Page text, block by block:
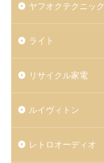
ヤフオクテクニック
ライト
リサイクル家電
ルイヴィトン
レトロオーディオ